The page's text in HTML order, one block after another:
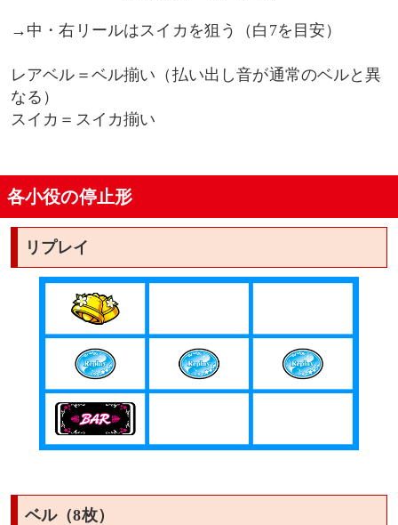
→中・右リールはスイカを狙う（白7を目安）
レアベル＝ベル揃い（払い出し音が通常のベルと異
なる）
スイカ＝スイカ揃い
各小役の停止形
リプレイ
ベル（8枚）